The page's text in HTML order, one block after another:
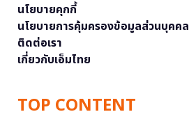
นโยบายคุกกี้
นโยบายการคุ้มครองข้อมูลส่วนบุคคล
ติดต่อเรา
เกี่ยวกับเอ็มไทย
TOP CONTENT